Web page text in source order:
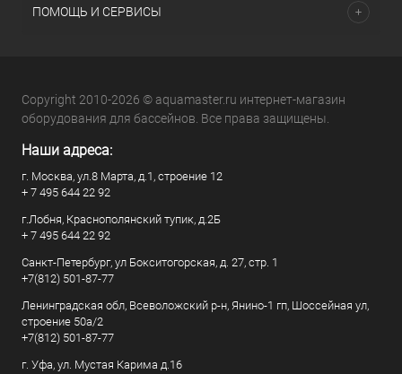
ПОМОЩЬ И СЕРВИСЫ
Copyright 2010-2026 © aquamaster.ru интернет-магазин
оборудования для бассейнов. Все права защищены.
Наши адреса:
г. Москва, ул.8 Марта, д.1, строение 12
+ 7 495 644 22 92
г.Лобня, Краснополянский тупик, д.2Б
+ 7 495 644 22 92
Санкт-Петербург, ул Бокситогорская, д. 27, стр. 1
+7(812) 501-87-77
Ленинградская обл, Всеволожский р-н, Янино-1 гп, Шоссейная ул,
строение 50а/2
+7(812) 501-87-77
г. Уфа, ул. Мустая Карима д.16